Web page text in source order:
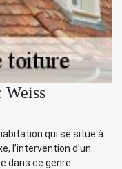
Weiss
qui se situe à
l’intervention d’un
dans ce genre